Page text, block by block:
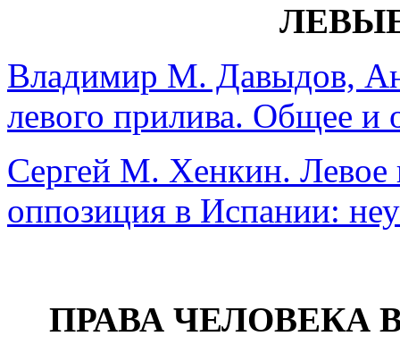
Владимир М. Давыдов,
левого прилива. Общее и
Сергей М. Хенкин. Левое
оппозиция в Испании:
ПРАВА ЧЕЛОВЕКА